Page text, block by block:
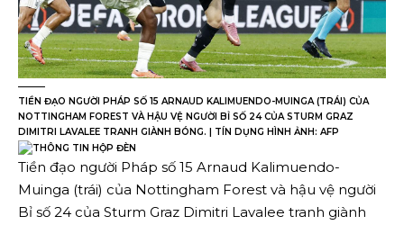
TIỀN ĐẠO NGƯỜI PHÁP SỐ 15 ARNAUD KALIMUENDO-MUINGA (TRÁI) CỦA
NOTTINGHAM FOREST VÀ HẬU VỆ NGƯỜI BỈ SỐ 24 CỦA STURM GRAZ
DIMITRI LAVALEE TRANH GIÀNH BÓNG. | TÍN DỤNG HÌNH ẢNH: AFP
Tiền đạo người Pháp số 15 Arnaud Kalimuendo-
Muinga (trái) của Nottingham Forest và hậu vệ người
Bỉ số 24 của Sturm Graz Dimitri Lavalee tranh giành